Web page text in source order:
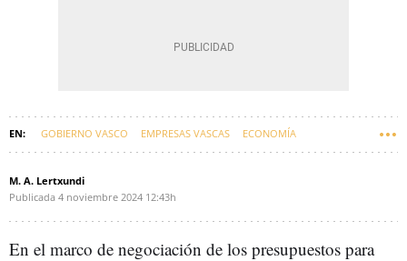
GOBIERNO VASCO EMPRESAS VASCAS ECONOMÍA
M. A. Lertxundi
Publicada 4 noviembre 2024 12:43h
En el marco de negociación de los presupuestos para